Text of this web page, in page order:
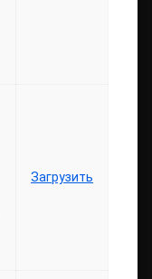
Загрузить